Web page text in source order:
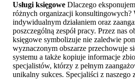
Usługi księgowe Dlaczego
różnych organizacji konsultingowych?
indywidualnym działaniem oraz
poszczególną zespół pracy. Przez nas
księgowe symbolizuje nie zaledwie
wyznaczonym obszarze przechowuje
systemu a także kopiuje informacje
specjalistów, którzy z pełnym
unikalny sukces. Specjaliści z naszego